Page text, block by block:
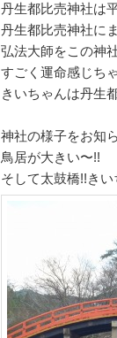
丹生都比売神社は
丹生都比売神社に
弘法大師をこの神
すごく運命感じち
きいちゃんは丹生
神社の様子をお知
鳥居が大きい〜!!
そして太鼓橋!!き